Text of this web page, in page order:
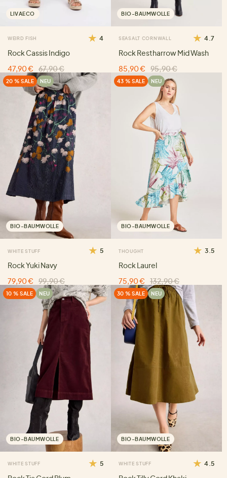
LIVAECO
WEIRD FISH 4
Rock Cassis Indigo
47,90 €
67,90 €
BIO-BAUMWOLLE
SEASALT CORNWALL 4.7
Rock Restharrow Mid Wash
85,90 €
95,90 €
20 % SALE NEU
BIO-BAUMWOLLE
WHITE STUFF 5
Rock Yuki Navy
79,90 €
99,90 €
43 % SALE NEU
BIO-BAUMWOLLE
THOUGHT 3.5
Rock Laurel
75,90 €
132,90 €
10 % SALE NEU
BIO-BAUMWOLLE
WHITE STUFF 5
30 % SALE NEU
BIO-BAUMWOLLE
WHITE STUFF 4.5